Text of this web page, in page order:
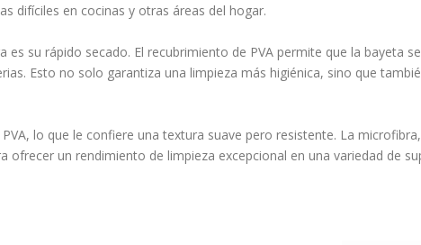
difíciles en cocinas y otras áreas del hogar.
su rápido secado. El recubrimiento de PVA permite que la bayeta
Esto no solo garantiza una limpieza más higiénica, sino que
lo que le confiere una textura suave pero resistente. La
un rendimiento de limpieza excepcional en una variedad de